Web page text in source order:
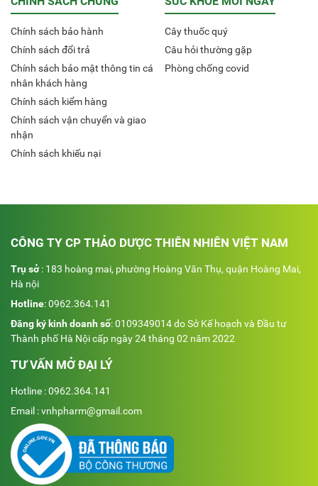
Chính sách bảo hành
Chính sách đổi trả
Chính sách bảo mật thông tin cá
nhân khách hàng
Chính sách kiểm hàng
Chính sách vận chuyển và giao
nhận
Chính sách khiếu nại
Cây thuốc quý
Câu hỏi thường gặp
Phòng chống covid
CÔNG TY CP THẢO DƯỢC THIÊN NHIÊN VIỆT NAM
Trụ sở: 183 hoàng mai, phường Hoàng Văn Thụ, quận Hoàng Mai,
Hà nội
Hotline:0962.364.141
Đăng ký kinh doanh số: 0109349014 do Sở Kế hoạch và Đầu tư
Thành phố Hà Nội cấp ngày 24 tháng 02 năm 2022
TƯ VẤN MỞ ĐẠI LÝ
Hotline : 0962.364.141
Email : vnhpharm@gmail.com